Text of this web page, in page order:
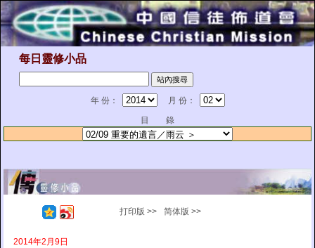
每日靈修小品
年 份：
月 份：
目 錄
打印版 >> 简体版 >>
2014年2月9日